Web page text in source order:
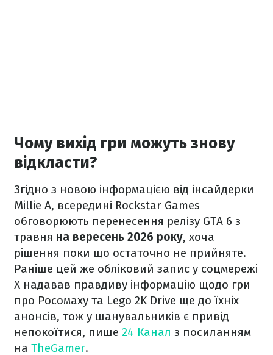
Чому вихід гри можуть знову
відкласти?
Згідно з новою інформацією від інсайдерки
Millie A, всередині Rockstar Games
обговорюють перенесення релізу GTA 6 з
травня на вересень 2026 року, хоча
рішення поки що остаточно не прийняте.
Раніше цей же обліковий запис у соцмережі
X надавав правдиву інформацію щодо гри
про Росомаху та Lego 2K Drive ще до їхніх
анонсів, тож у шанувальників є привід
непокоїтися, пише 24 Канал з посиланням
на TheGamer.